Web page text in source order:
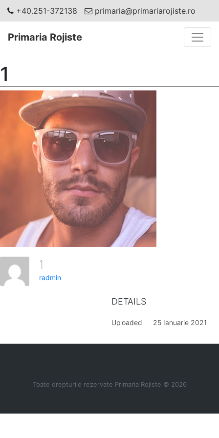
+40.251-372138 primaria@primariarojiste.ro
Primaria Rojiste
1
1
radmin
DETAILS
Uploaded 25 Ianuarie 2021
Toate drepturile rezervate Primaria Rojiste © 2026